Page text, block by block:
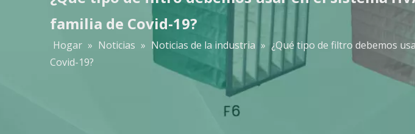
familia de Covid-19?
Hogar » Noticias » Noticias de la industria » ¿Qué tipo de filtro debemos
Covid-19?